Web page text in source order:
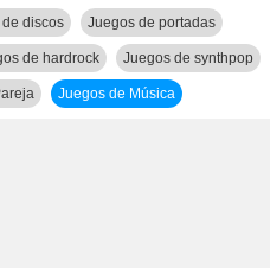
discos Juegos de portadas
de hardrock Juegos de synthpop
Juegos de Música